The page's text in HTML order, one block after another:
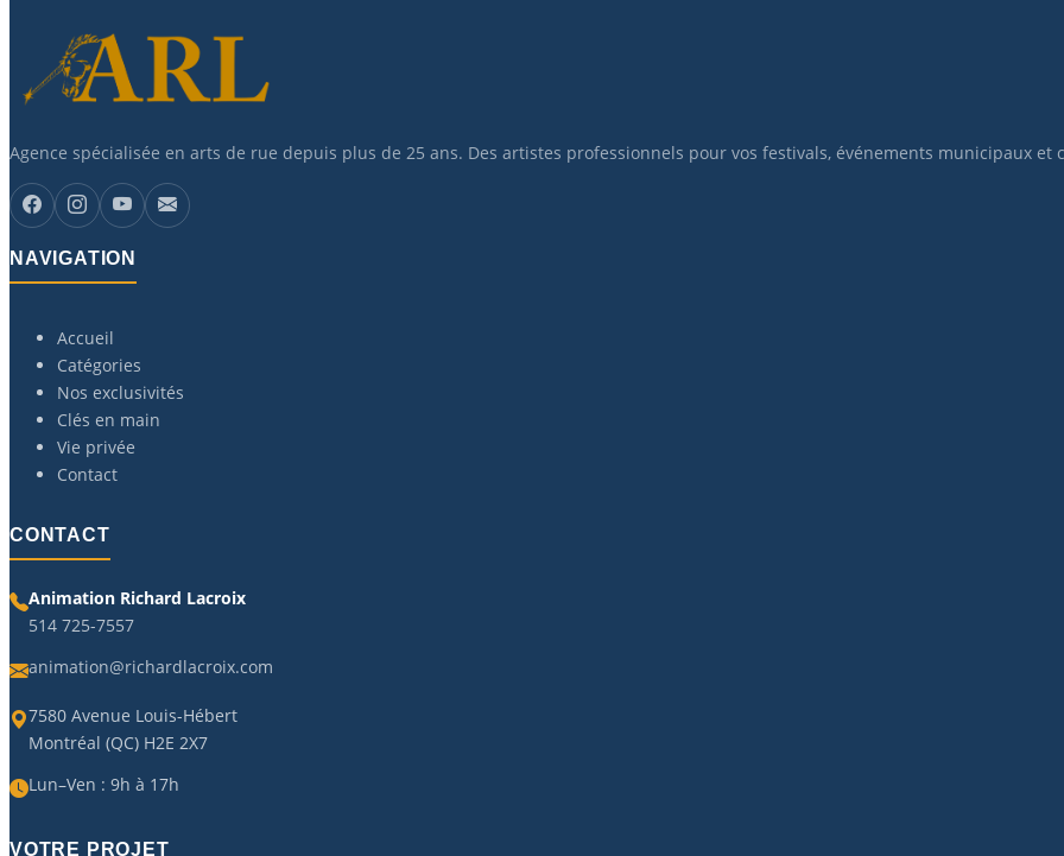
Agence spécialisée en arts de rue depuis plus de 25 ans. Des artistes professionnels pour vos festivals, événements municipaux
NAVIGATION
Accueil
Catégories
Nos exclusivités
Clés en main
Vie privée
Contact
CONTACT
Animation Richard Lacroix
514 725-7557
animation@richardlacroix.com
7580 Avenue Louis-Hébert
Montréal (QC) H2E 2X7
Lun–Ven : 9h à 17h
VOTRE PROJET